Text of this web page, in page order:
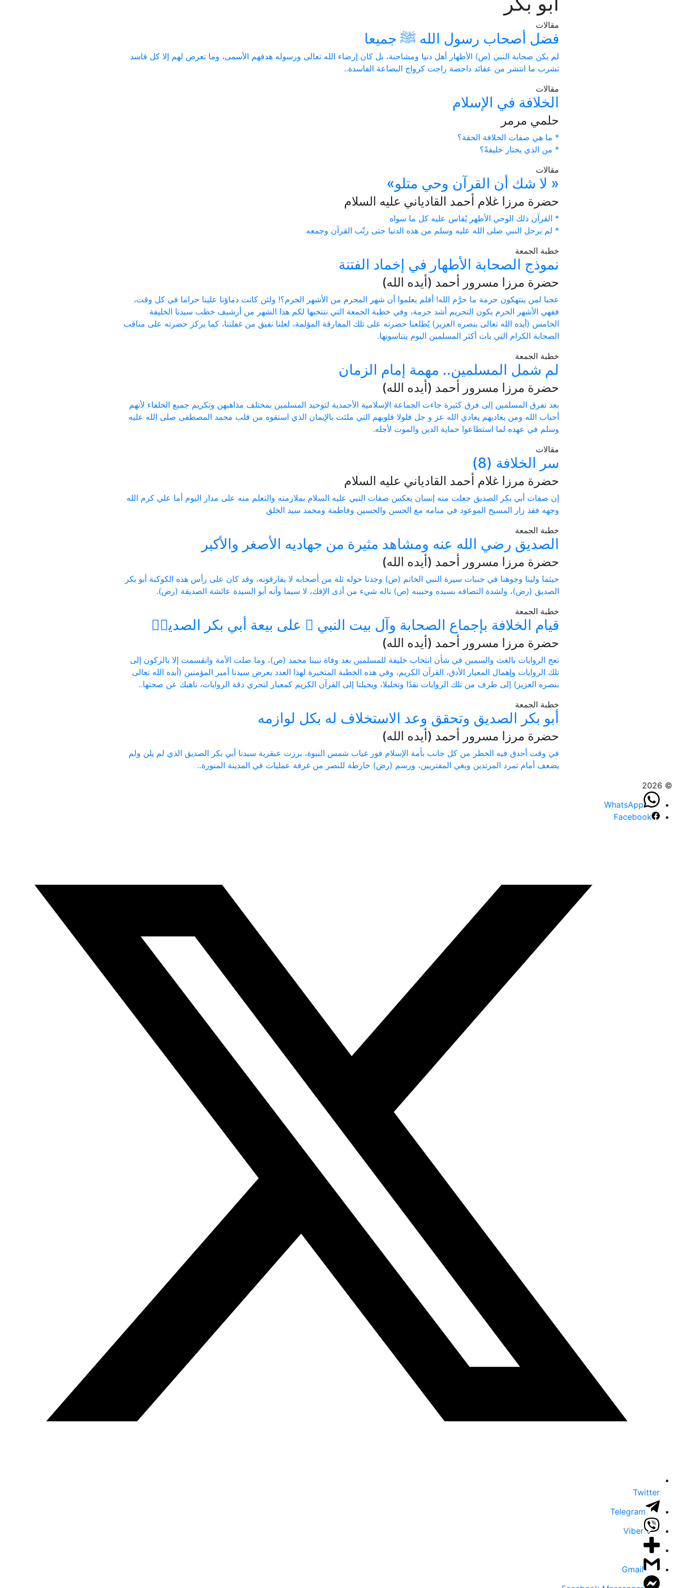
مقالات
فضل أصحاب رسول الله ﷺ جميعا
لم يكن صحابة النبي (ص) الأطهار أهل دنيا ومشاحنة، بل كان إرضاء الله تعالى ورسوله هدفهم الأسمى، وما تعرض لهم إلا كل فاسد
تشرب ما انتشر من عقائد داحضة راجت كرواج البضاعة الفاسدة..
مقالات
الخلافة في الإسلام
حلمي مرمر
* ما هي صفات الخلافة الحقة؟
* من الذي يختار خليفةً؟
مقالات
« لا شك أن القرآن وحي متلو»
حضرة مرزا غلام أحمد القادياني عليه السلام
* القرآن ذلك الوحي الأطهر يُقاس عليه كل ما سواه
* لم يرحل النبي صلى الله عليه وسلم من هذه الدنيا حتى رتّب القرآن وجمعه
خطبة الجمعة
نموذج الصحابة الأطهار في إخماد الفتنة
حضرة مرزا مسرور أحمد (أيده الله)
عجبا لمن ينتهكون حرمة ما حرَّم الله! أفلم يعلموا أن شهر المحرم من الأشهر الحرم؟! ولئن كانت دماؤنا علينا حراما في كل وقت،
ففهي الأشهر الحرم يكون التحريم أشد حرمة، وفي خطبة الجمعة التي ننتخبها لكم هذا الشهر من أرشيف خطب سيدنا الخليفة
الخامس (أيده الله تعالى بنصره العزيز) يُطلعنا حضرته على تلك المفارقة المؤلمة، لعلنا نفيق من غفلتنا، كما يركز حضرته على مناقب
الصحابة الكرام التي بات أكثر المسلمين اليوم يتناسونها.
خطبة الجمعة
لم شمل المسلمين.. مهمة إمام الزمان
حضرة مرزا مسرور أحمد (أيده الله)
بعد تفرق المسلمين إلى فرق كثيرة جاءت الجماعة الإسلامية الأحمدية لتوحيد المسلمين بمختلف مذاهبهن وتكريم جميع الخلفاء لأنهم
أحباب الله ومن يعاديهم يعادي الله عز و جل فلولا قلوبهم التي ملئت بالإيمان الذي استقوه من قلب محمد المصطفى صلى الله عليه
وسلم في عهده لما استطاعوا حماية الدين والموت لأجله.
مقالات
سر الخلافة (8)
حضرة مرزا غلام أحمد القادياني عليه السلام
إن صفات أبي بكر الصديق جعلت منه إنسان يعكس صفات النبي عليه السلام بملازمته والتعلم منه على مدار اليوم أما علي كرم الله
وجهه فقد زار المسيح الموعود في منامه مع الحسن والحسين وفاطمة ومحمد سيد الخلق
خطبة الجمعة
الصديق رضي الله عنه ومشاهد مثيرة من جهاديه الأصغر والأكبر
حضرة مرزا مسرور أحمد (أيده الله)
حيثما ولينا وجوهنا في جنبات سيرة النبي الخاتم (ص) وجدنا حوله ثلة من أصحابه لا يفارقونه، وقد كان على رأس هذه الكوكبة أبو بكر
الصديق (رض)، ولشدة التصاقه بسيده وحبيبه (ص) ناله شيء من أذى الإفك، لا سيما وأنه أبو السيدة عائشة الصديقة (رض).
خطبة الجمعة
قيام الخلافة بإجماع الصحابة وآل بيت النبي ﷺ على بيعة أبي بكر الصديقؓ
حضرة مرزا مسرور أحمد (أيده الله)
تعج الروايات بالغث والسمين في شأن انتخاب خليفة للمسلمين بعد وفاة نبينا محمد (ص)، وما ضلت الأمة وانقسمت إلا بالركون إلى
تلك الروايات وإهمال المعيار الأدق، القرآن الكريم، وفي هذه الخطبة المتخيرة لهذا العدد يعرض سيدنا أمير المؤمنين (أيده الله تعالى
بنصره العزيز) إلى طرف من تلك الروايات نقدًا وتحليلا، ويحيلنا إلى القرآن الكريم كمعيار لتحري دقة الروايات، ناهيك عن صحتها..
خطبة الجمعة
أبو بكر الصديق وتحقق وعد الاستخلاف له بكل لوازمه
حضرة مرزا مسرور أحمد (أيده الله)
في وقت أحدق فيه الخطر من كل جانب بأمة الإسلام فور غياب شمس النبوة، برزت عبقرية سيدنا أبي بكر الصديق الذي لم يلن ولم
يضعف أمام تمرد المرتدين وبغي المفتريين، ورسم (رض) خارطة للنصر من غرفة عمليات في المدينة المنورة..
© 2026
WhatsApp
Facebook
Twitter
Telegram
Viber
Gmail